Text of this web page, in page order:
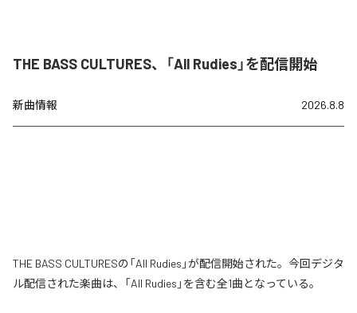
THE BASS CULTURES、「All Rudies」を配信開始
新曲情報 2026.8.8
THE BASS CULTURESの「All Rudies」が配信開始された。今回デジタ
ル配信された楽曲は、「All Rudies」を含む全1曲となっている。